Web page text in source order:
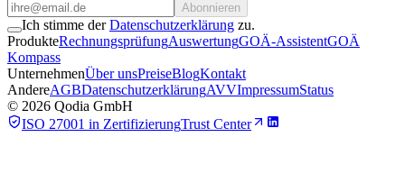
Abonnieren
Ich stimme der Datenschutzerklärung zu.
ProdukteRechnungsprüfungAuswertungGOÄ-AssistentGOÄ
Kompass
UnternehmenÜber unsPreiseBlogKontakt
AndereAGBDatenschutzerklärungAVVImpressumStatus
© 2026 Qodia GmbH
ISO 27001 in ZertifizierungTrust Center